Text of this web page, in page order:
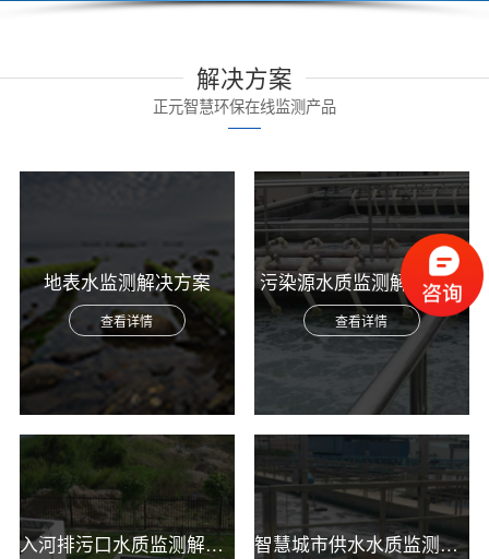
解决方案
正元智慧环保在线监测产品
地表水监测解决方案
查看详情
污染源水质监测解决方案
查看详情
入河排污口水质监测解决方案 智慧城市供水水质监测综合解决方案